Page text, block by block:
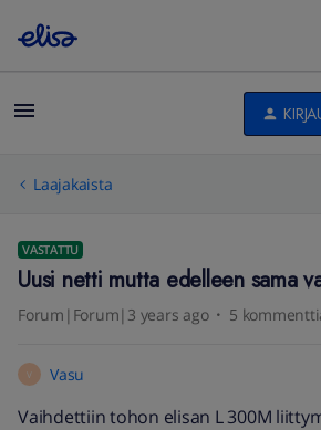
Laajakaista
VASTATTU
Uusi netti mutta edelleen sama
Forum|Forum|3 years ago 5
V Vasu
Vaihdettiin tohon elisan L 300M